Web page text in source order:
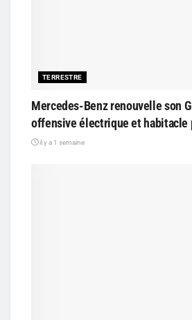
TERRESTRE
Mercedes-Benz renouvelle son
offensive électrique et habitacle
il y a 1 semaine